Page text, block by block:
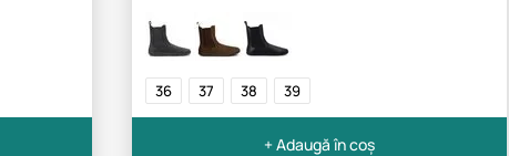
36 37 38 39
+ Adaugă în coș